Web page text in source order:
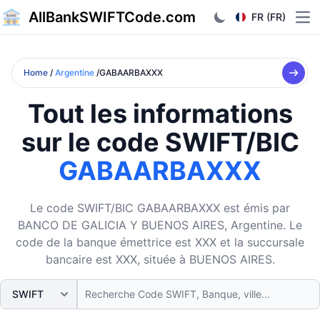
AllBankSWIFTCode.com FR (FR)
Home / Argentine /GABAARBAXXX
Tout les informations
sur le code SWIFT/BIC
GABAARBAXXX
Le code SWIFT/BIC GABAARBAXXX est émis par
BANCO DE GALICIA Y BUENOS AIRES, Argentine. Le
code de la banque émettrice est XXX et la succursale
bancaire est XXX, située à BUENOS AIRES.